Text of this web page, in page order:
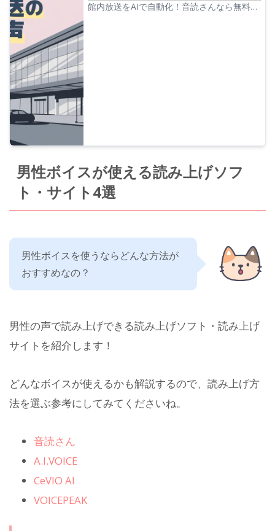
館内放送をAIで自動化！音読さんなら無料で
男性ボイスが使える読み上げソフ
ト・サイト4選
男性ボイスを使うならどんな方法が
おすすめなの？
男性の声で読み上げできる読み上げソフト・読み上げ
サイトを紹介します！
どんなボイスが使えるかも解説するので、読み上げ方
法を選ぶ参考にしてみてくださいね。
音読さん
A.I.VOICE
CeVIO AI
VOICEPEAK